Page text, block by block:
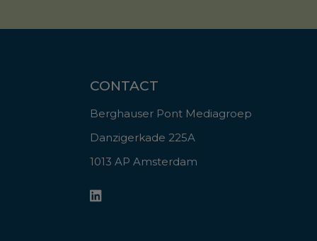
CONTACT
Berghauser Pont Mediagroep
Danzigerkade 225A
1013 AP Amsterdam